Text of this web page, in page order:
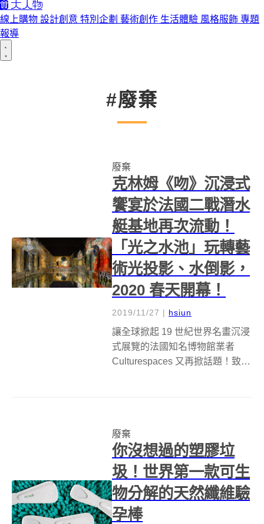
線上購物 設計創意 特別企劃 藝術創作 生活體驗 風格服飾 專題
報導
#廢棄
廢棄
克林姆《吻》沉浸式
饗宴於法國二戰潛水
艇基地再次流動！
「光之水池」玩轉藝
術光投影、水倒影，
2020 春天開幕！
2019/11/27 | hsiun
讓全球掀起 19 世紀世界名畫沉浸
式展覽的法國知名博物館業者
Culturespaces 又再掀話題！致力
（Bassins de Lu...
廢棄
你沒想過的塑膠垃
圾！世界第一款可生
物分解的天然纖維驗
孕棒